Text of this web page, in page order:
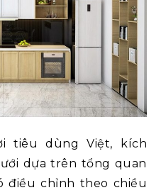
tiêu dùng Việt, kích
dựa trên tổng quan
điều chỉnh theo chiều